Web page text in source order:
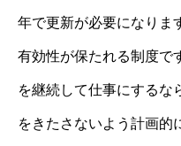
年で更新が必要になりま
有効性が保たれる制度で
を継続して仕事にするな
をきたさないよう計画的